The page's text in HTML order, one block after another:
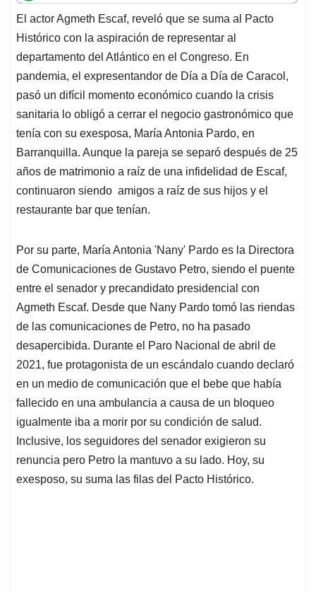
t
s
A
p
p
e
b
o
o
k
k
e
d
I
n
i
l
e
a
d
s
El actor Agmeth Escaf, reveló que se suma al Pacto
Histórico con la aspiración de representar al
departamento del Atlántico en el Congreso. En
pandemia, el expresentandor de Día a Día de Caracol,
pasó un difícil momento económico cuando la crisis
sanitaria lo obligó a cerrar el negocio gastronómico que
tenía con su exesposa, María Antonia Pardo, en
Barranquilla. Aunque la pareja se separó después de 25
años de matrimonio a raíz de una infidelidad de Escaf,
continuaron siendo amigos a raíz de sus hijos y el
restaurante bar que tenían.
Por su parte, María Antonia 'Nany' Pardo es la Directora
de Comunicaciones de Gustavo Petro, siendo el puente
entre el senador y precandidato presidencial con
Agmeth Escaf. Desde que Nany Pardo tomó las riendas
de las comunicaciones de Petro, no ha pasado
desapercibida. Durante el Paro Nacional de abril de
2021, fue protagonista de un escándalo cuando declaró
en un medio de comunicación que el bebe que había
fallecido en una ambulancia a causa de un bloqueo
igualmente iba a morir por su condición de salud.
Inclusive, los seguidores del senador exigieron su
renuncia pero Petro la mantuvo a su lado. Hoy, su
exesposo, su suma las filas del Pacto Histórico.